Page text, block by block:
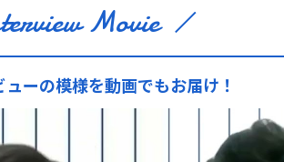
Movie
ーの模様を動画でもお届け！